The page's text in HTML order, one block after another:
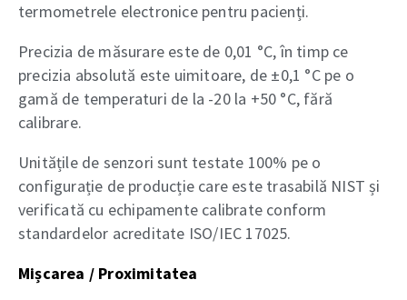
termometrele electronice pentru pacienți.
Precizia de măsurare este de 0,01 °C, în timp ce
precizia absolută este uimitoare, de ±0,1 °C pe o
gamă de temperaturi de la -20 la +50 °C, fără
calibrare.
Unitățile de senzori sunt testate 100% pe o
configurație de producție care este trasabilă NIST și
verificată cu echipamente calibrate conform
standardelor acreditate ISO/IEC 17025.
Mișcarea / Proximitatea